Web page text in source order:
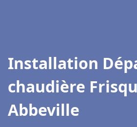
Installation
chaudière
Abbeville